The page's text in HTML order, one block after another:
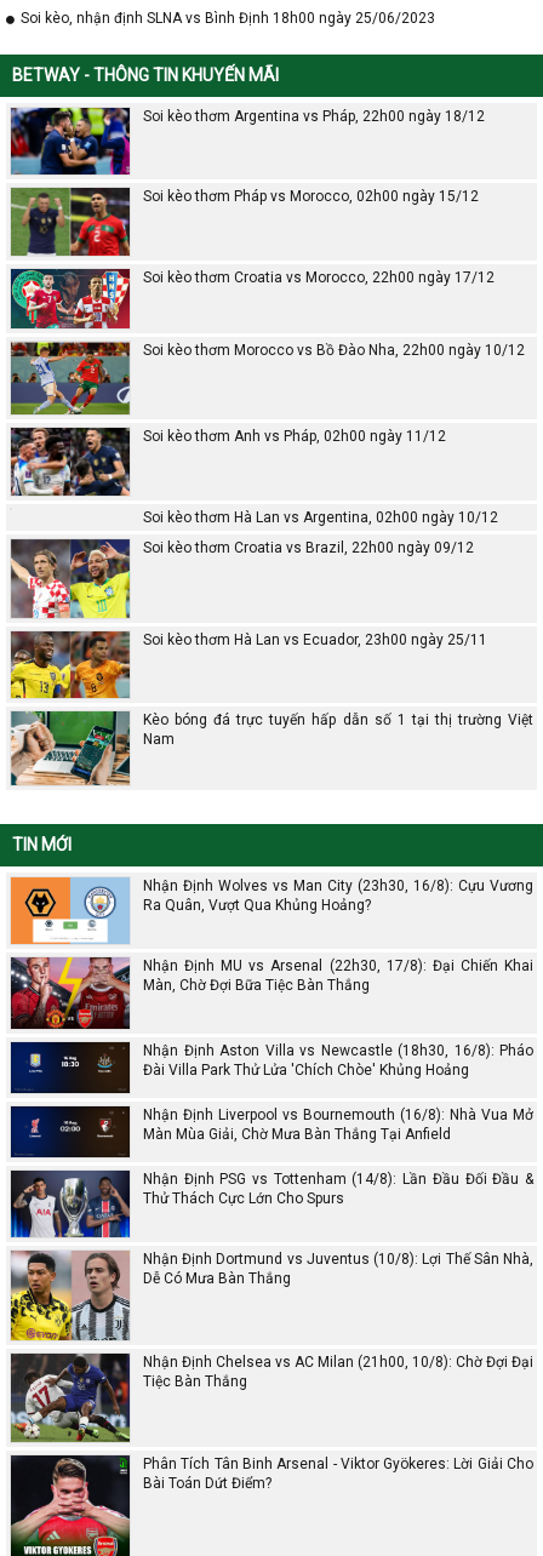
Soi kèo, nhận định SLNA vs Bình Định 18h00 ngày 25/06/2023
BETWAY - THÔNG TIN KHUYẾN MÃI
Soi kèo thơm Argentina vs Pháp, 22h00 ngày 18/12
Soi kèo thơm Pháp vs Morocco, 02h00 ngày 15/12
Soi kèo thơm Croatia vs Morocco, 22h00 ngày 17/12
Soi kèo thơm Morocco vs Bồ Đào Nha, 22h00 ngày 10/12
Soi kèo thơm Anh vs Pháp, 02h00 ngày 11/12
Soi kèo thơm Hà Lan vs Argentina, 02h00 ngày 10/12
Soi kèo thơm Croatia vs Brazil, 22h00 ngày 09/12
Soi kèo thơm Hà Lan vs Ecuador, 23h00 ngày 25/11
Kèo bóng đá trực tuyến hấp dẫn số 1 tại thị trường Việt
Nam
TIN MỚI
Nhận Định Wolves vs Man City (23h30, 16/8): Cựu Vương
Ra Quân, Vượt Qua Khủng Hoảng?
Nhận Định MU vs Arsenal (22h30, 17/8): Đại Chiến Khai
Màn, Chờ Đợi Bữa Tiệc Bàn Thắng
Nhận Định Aston Villa vs Newcastle (18h30, 16/8): Pháo
Đài Villa Park Thử Lửa 'Chích Chòe' Khủng Hoảng
Nhận Định Liverpool vs Bournemouth (16/8): Nhà Vua Mở
Màn Mùa Giải, Chờ Mưa Bàn Thắng Tại Anfield
Nhận Định PSG vs Tottenham (14/8): Lần Đầu Đối Đầu &
Thử Thách Cực Lớn Cho Spurs
Nhận Định Dortmund vs Juventus (10/8): Lợi Thế Sân Nhà,
Dễ Có Mưa Bàn Thắng
Nhận Định Chelsea vs AC Milan (21h00, 10/8): Chờ Đợi Đại
Tiệc Bàn Thắng
Phân Tích Tân Binh Arsenal - Viktor Gyökeres: Lời Giải Cho
Bài Toán Dứt Điểm?